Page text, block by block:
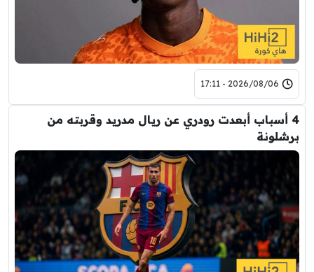
2026/08/06 - 17:11
4 أسباب أبعدت رودري عن ريال مدريد وقربته من
برشلونة